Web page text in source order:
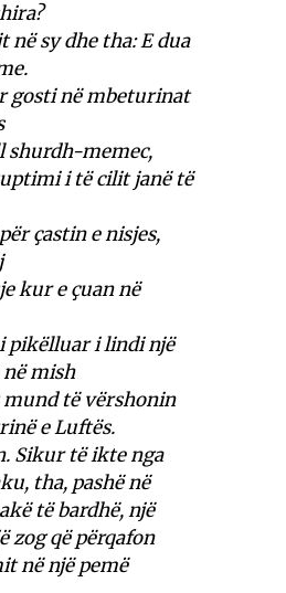
në sy dhe tha: E dua
gosti në mbeturinat
shurdh-memec,
i të cilit janë të
çastin e nisjes,
kur e çuan në
pikëlluar i lindi një
në mish
mund të vërshonin
e Luftës.
Sikur të ikte nga
tha, pashë në
të bardhë, një
zog që përqafon
në një pemë